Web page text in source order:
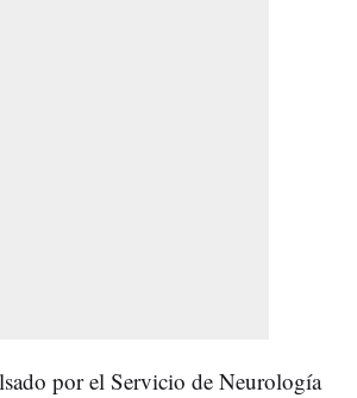
por el Servicio de Neurología